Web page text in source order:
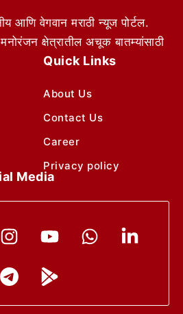
आणि वेगवान मराठी न्यूज पोर्टल.
क्षेत्रातील अचूक बातम्यांसाठी
Quick Links
About Us
Contact Us
Career
Privacy policy
Media